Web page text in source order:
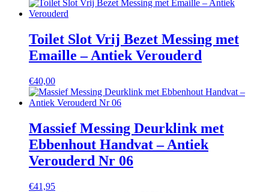
Toilet Slot Vrij Bezet Messing met
Emaille – Antiek Verouderd
€40,00
Massief Messing Deurklink met
Ebbenhout Handvat – Antiek
Verouderd Nr 06
€41,95